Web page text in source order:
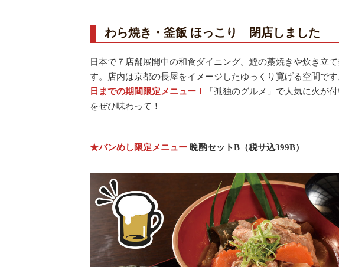
わら焼き・釜飯 ほっこり 閉店しました
日本で７店舗展開中の和食ダイニング。鰹の藁焼きや炊き立
す。店内は京都の長屋をイメージしたゆっくり寛げる空間です
日までの期間限定メニュー！
「孤独のグルメ」で人気に火が
をぜひ味わって！
★バンめし限定メニュー 晩酌セットB（税サ込399B）